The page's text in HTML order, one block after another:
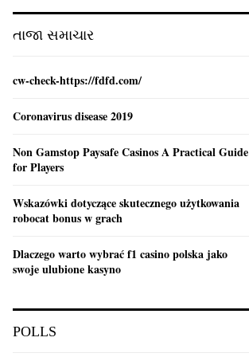
:
તાજા સમાચાર
cw-check-https://fdfd.com/
Coronavirus disease 2019
Non Gamstop Paysafe Casinos A Practical Guide
for Players
Wskazówki dotyczące skutecznego użytkowania
robocat bonus w grach
Dlaczego warto wybrać f1 casino polska jako
swoje ulubione kasyno
POLLS